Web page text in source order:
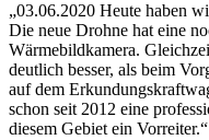
„03.06.2020 Heute haben
Die neue Drohne hat eine
Wärmebildkamera.
deutlich besser, als beim
auf dem
schon seit 2012 eine
diesem Gebiet ein Vorreiter.“